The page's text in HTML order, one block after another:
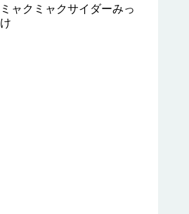
ミャクミャクサイダーみっ
け